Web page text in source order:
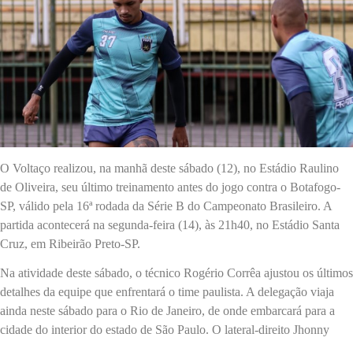
O Voltaço realizou, na manhã deste sábado (12), no Estádio Raulino
de Oliveira, seu último treinamento antes do jogo contra o Botafogo-
SP, válido pela 16ª rodada da Série B do Campeonato Brasileiro. A
partida acontecerá na segunda-feira (14), às 21h40, no Estádio Santa
Cruz, em Ribeirão Preto-SP.
Na atividade deste sábado, o técnico Rogério Corrêa ajustou os últimos
detalhes da equipe que enfrentará o time paulista. A delegação viaja
ainda neste sábado para o Rio de Janeiro, de onde embarcará para a
cidade do interior do estado de São Paulo. O lateral-direito Jhonny